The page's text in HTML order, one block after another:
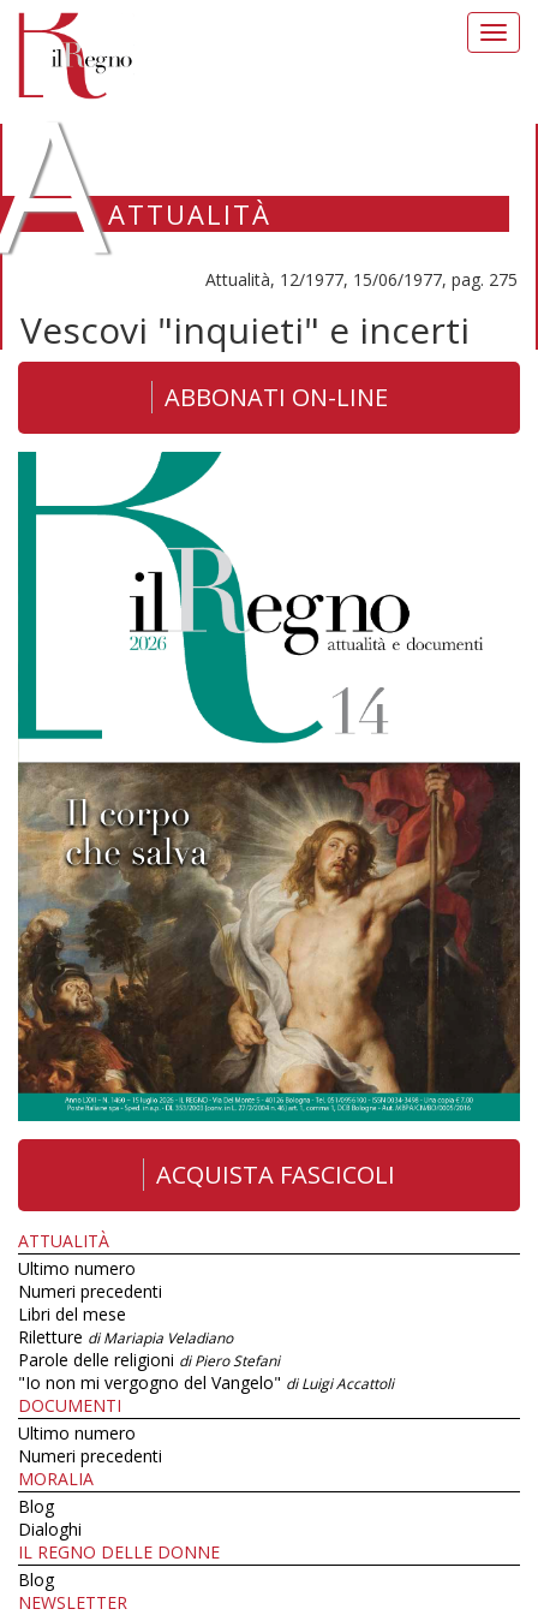
ATTUALITÀ
Attualità, 12/1977, 15/06/1977, pag. 275
Vescovi "inquieti" e incerti
ABBONATI ON-LINE
ACQUISTA FASCICOLI
ATTUALITÀ
Ultimo numero
Numeri precedenti
Libri del mese
Riletture di Mariapia Veladiano
Parole delle religioni di Piero Stefani
"Io non mi vergogno del Vangelo" di Luigi Accattoli
DOCUMENTI
Ultimo numero
Numeri precedenti
MORALIA
Blog
Dialoghi
IL REGNO DELLE DONNE
Blog
NEWSLETTER